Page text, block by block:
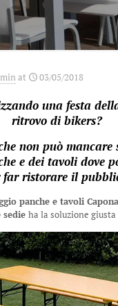
at 03/05/2018
una festa
ritrovo di bikers?
non può mancare
e dei tavoli dove
far ristorare il
panche e tavoli
sedie ha la soluzione